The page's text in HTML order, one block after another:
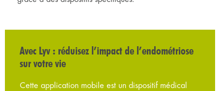
Avec Lyv : réduisez l’impact de l’endométriose
sur votre vie
Cette application mobile est un dispositif médical